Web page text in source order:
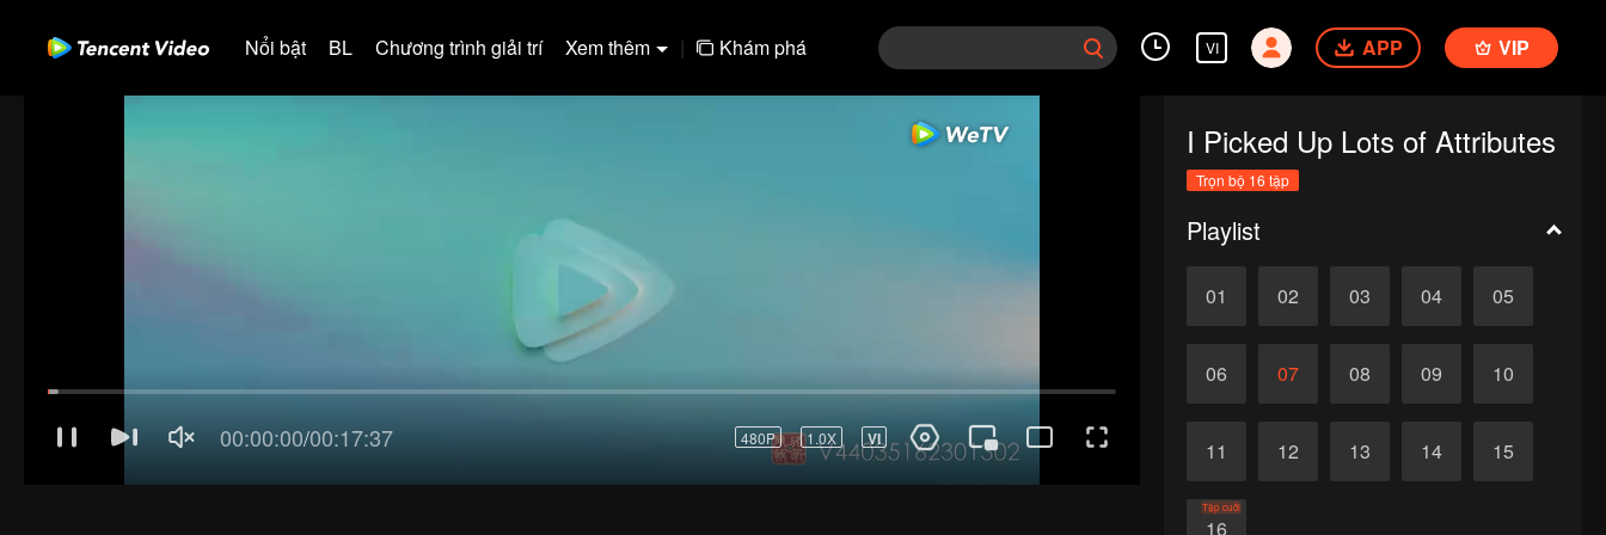
Nổi bật BL Chương trình giải trí Xem thêm | Khám phá VI APP VIP
I Picked Up Lots of Attributes
Trọn bộ 16 tập
Playlist
01 02 03 04 05
06 07 08 09 10
11 12 13 14 15
16
Tập cuối